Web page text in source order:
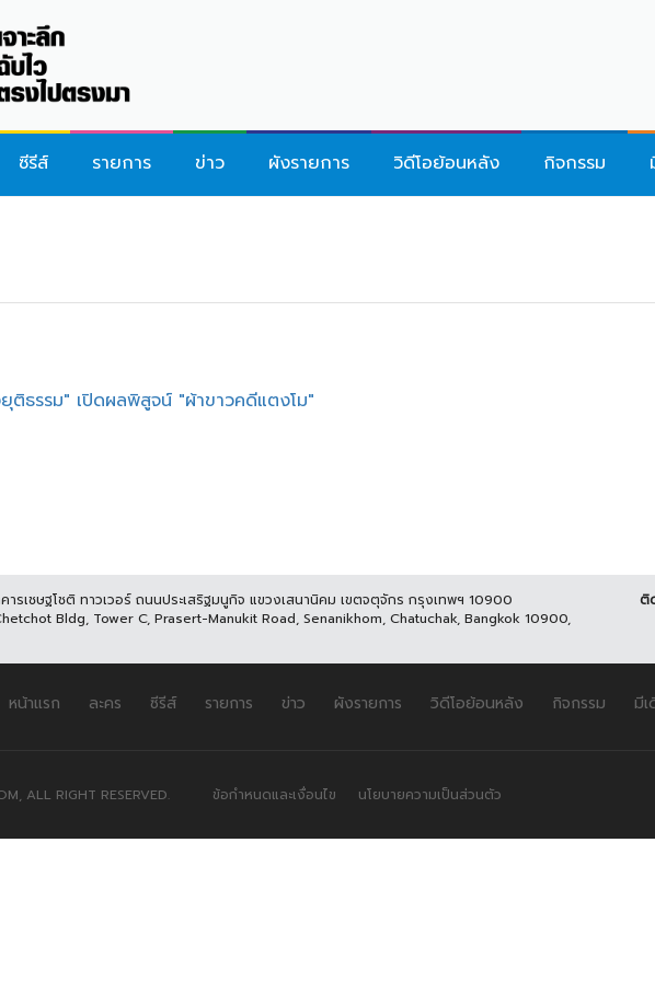
ซีรีส์ รายการ ข่าว ผังรายการ วิดีโอย้อนหลัง กิจกรรม
ยุติธรรม" เปิดผลพิสูจน์ "ผ้าขาวคดีแตงโม"
รเชษฐโชติ ทาวเวอร์ ถนนประเสริฐมนูกิจ แขวงเสนานิคม เขตจตุจักร กรุงเทพฯ 10900
Bldg, Tower C, Prasert-Manukit Road, Senanikhom, Chatuchak, Bangkok 10900,
ติ
หน้าแรก ละคร ซีรีส์ รายการ ข่าว ผังรายการ วิดีโอย้อนหลัง กิจกรรม มี
ALL RIGHT RESERVED. ข้อกำหนดและเงื่อนไข นโยบายความเป็นส่วนตัว